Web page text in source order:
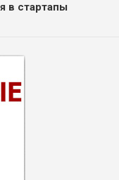
в стартапы